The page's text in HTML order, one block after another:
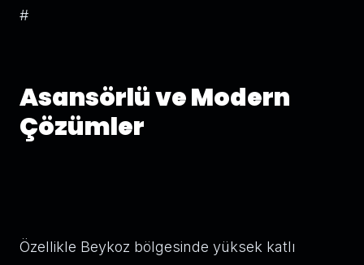
#
Asansörlü ve Modern
Çözümler
Özellikle Beykoz bölgesinde yüksek katlı